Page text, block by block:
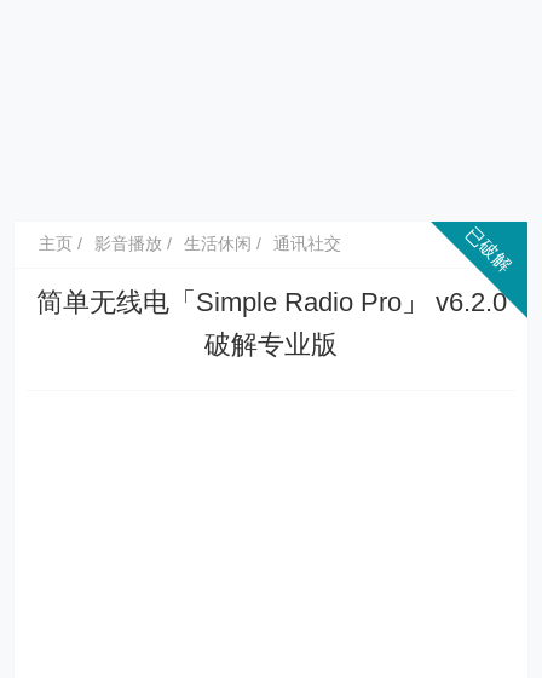
主页 影音播放 生活休闲 通讯社交
简单无线电「Simple Radio Pro」 v6.2.0
破解专业版